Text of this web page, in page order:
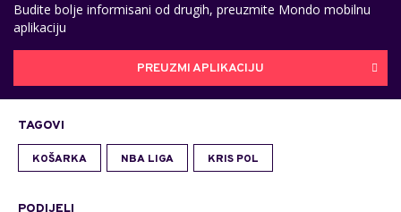
Budite bolje informisani od drugih, preuzmite Mondo mobilnu
aplikaciju
PREUZMI APLIKACIJU
TAGOVI
KOŠARKA NBA LIGA KRIS POL
PODIJELI